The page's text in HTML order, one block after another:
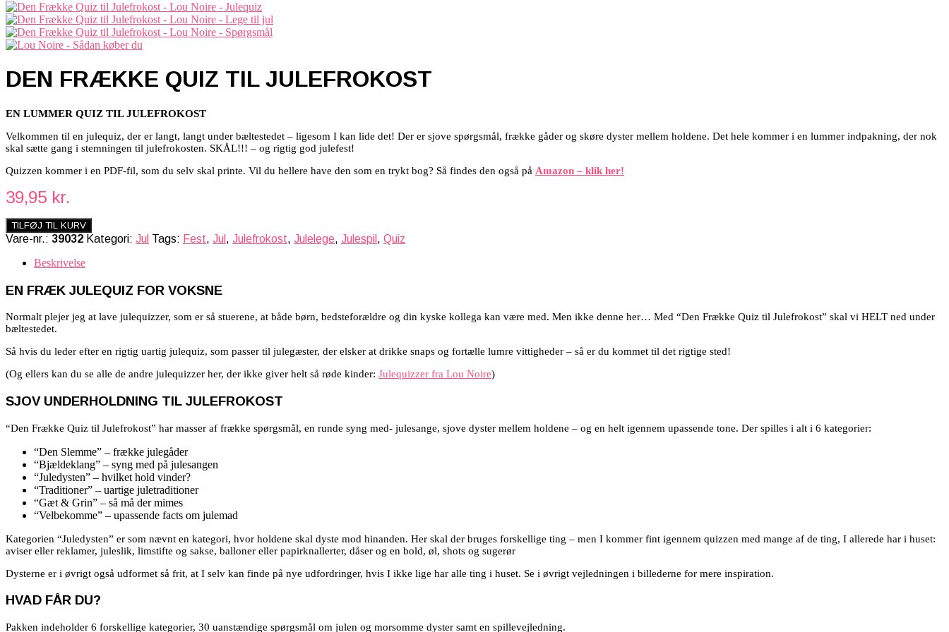
DEN FRÆKKE QUIZ TIL JULEFROKOST
EN LUMMER QUIZ TIL JULEFROKOST
Velkommen til en julequiz, der er langt, langt under bæltestedet – ligesom I kan lide det! Der er sjove spørgsmål, frække gåder og skøre dyster mellem holdene. Det hele kommer i en lummer indpakning, der nok
skal sætte gang i stemningen til julefrokosten. SKÅL!!! – og rigtig god julefest!
Quizzen kommer i en PDF-fil, som du selv skal printe. Vil du hellere have den som en trykt bog? Så findes den også på Amazon – klik her!
39,95 kr.
TILFØJ TIL KURV
Vare-nr.: 39032 Kategori: Jul Tags: Fest, Jul , Julefrokost, Julelege, Julespil , Quiz
Beskrivelse
EN FRÆK JULEQUIZ FOR VOKSNE
Normalt plejer jeg at lave julequizzer, som er så stuerene, at både børn, bedsteforældre og din kyske kollega kan være med. Men ikke denne her… Med “Den Frække Quiz til Julefrokost” skal vi HELT ned under
bæltestedet.
Så hvis du leder efter en rigtig uartig julequiz, som passer til julegæster, der elsker at drikke snaps og fortælle lumre vittigheder – så er du kommet til det rigtige sted!
(Og ellers kan du se alle de andre julequizzer her, der ikke giver helt så røde kinder: Julequizzer fra Lou Noire)
SJOV UNDERHOLDNING TIL JULEFROKOST
“Den Frække Quiz til Julefrokost” har masser af frække spørgsmål, en runde syng med- julesange, sjove dyster mellem holdene – og en helt igennem upassende tone. Der spilles i alt i 6 kategorier:
“Den Slemme” – frække julegåder
“Bjældeklang” – syng med på julesangen
“Juledysten” – hvilket hold vinder?
“Traditioner” – uartige juletraditioner
“Gæt & Grin” – så må der mimes
“Velbekomme” – upassende facts om julemad
Kategorien “Juledysten” er som nævnt en kategori, hvor holdene skal dyste mod hinanden. Her skal der bruges forskellige ting – men I kommer fint igennem quizzen med mange af de ting, I allerede har i huset:
aviser eller reklamer, juleslik, limstifte og sakse, balloner eller papirknallerter, dåser og en bold, øl, shots og sugerør
Dysterne er i øvrigt også udformet så frit, at I selv kan finde på nye udfordringer, hvis I ikke lige har alle ting i huset. Se i øvrigt vejledningen i billederne for mere inspiration.
HVAD FÅR DU?
Pakken indeholder 6 forskellige kategorier, 30 uanstændige spørgsmål om julen og morsomme dyster samt en spillevejledning.